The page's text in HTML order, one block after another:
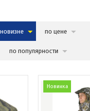
по цене
по популярности
Новинка